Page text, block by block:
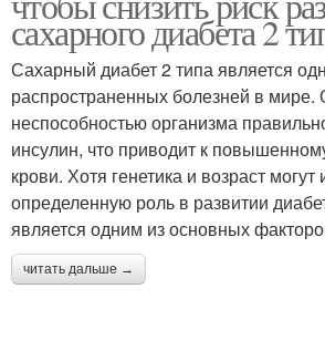
сахарного диабета 2
Сахарный диабет 2 типа является
распространенных болезней в мире.
неспособностью организма
инсулин, что приводит к
крови. Хотя генетика и возраст могут
определенную роль в развитии
является одним из основных
читать дальше →